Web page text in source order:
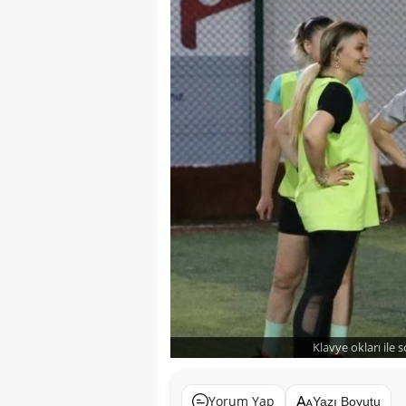
Klavye okları ile
Yorum Yap Yazı Boyutu